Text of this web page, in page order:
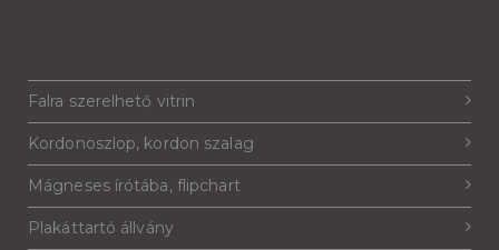
Falra szerelhető vitrin
Kordonoszlop, kordon szalag
Mágneses írótába, flipchart
Plakáttartó állvány